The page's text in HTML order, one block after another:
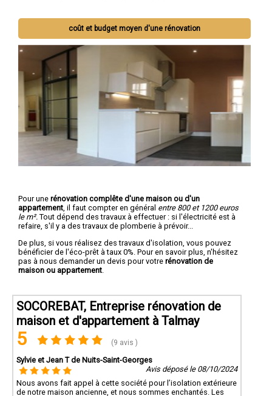
coût et budget moyen d'une rénovation
Pour une rénovation complête d'une maison ou d'un
appartement , il faut compter en général entre 800 et 1200 euros
le m². Tout dépend des travaux à effectuer : si l'électricité est à
refaire, s'il y a des travaux de plomberie à prévoir...
De plus, si vous réalisez des travaux d'isolation, vous pouvez
bénéficier de l'éco-prêt à taux 0%. Pour en savoir plus, n'hésitez
pas à nous demander un devis pour votre rénovation de
maison ou appartement
SOCOREBAT, Entreprise rénovation de
maison et d'appartement à Talmay
5 (9 avis )
Sylvie et Jean T de Nuits-Saint-Georges
Avis déposé le 08/10/2024
Nous avons fait appel à cette société pour l’isolation extérieure
de notre maison ancienne, et nous sommes enchantés. Les